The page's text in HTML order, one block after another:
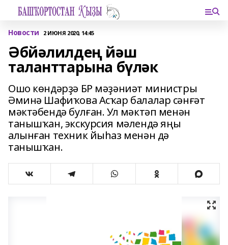
Новости 2 ИЮНЯ 2020, 14:45
Әбйәлилдең йәш
таланттарына бүләк
Ошо көндәрҙә БР мәҙәниәт министры
Әминә Шафиҡова Асҡар балалар сәнғәт
мәктәбендә булған. Ул мәктәп менән
танышҡан, экскурсия мәлендә яңы
алынған техник йыһаз менән дә
танышҡан.